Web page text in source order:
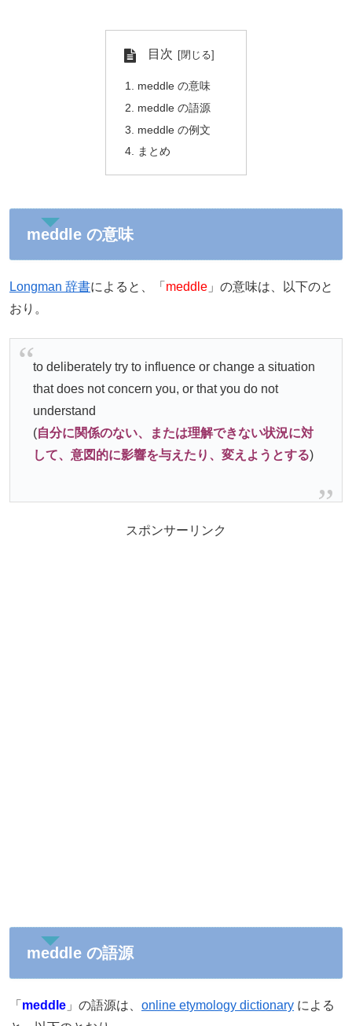
目次
meddle の意味
meddle の語源
meddle の例文
まとめ
meddle の意味
Longman 辞書によると、「 meddle 」の意味は、以下のと
おり。
to deliberately try to influence or change a situation
that does not concern you, or that you do not
understand
(自分に関係のない、または理解できない状況に対
して、意図的に影響を与えたり、変えようとする)
スポンサーリンク
meddle の語源
「 meddle 」の語源は、 online etymology dictionary による